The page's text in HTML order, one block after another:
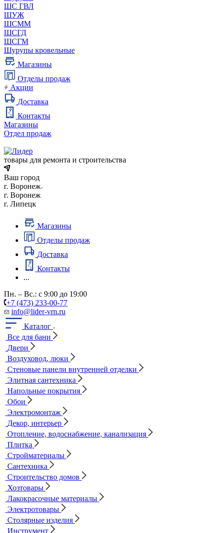
ШС ГВЛ
ШУЖ
ШСММ
ШСГД
ШСГМ
Шурупы кровельные
Магазины
Отделы продаж
Акции
Доставка
Контакты
Магазины
Отдел продаж
товары для ремонта и строительства
Ваш город
г. Воронеж
г. Воронеж
г. Липецк
Магазины
Отделы продаж
Доставка
Контакты
...
Пн. – Вс.: с 9:00 до 19:00
+7 (473) 233-00-77
info@lider-vrn.ru
Каталог
Все для бани
Двери
Воздуховод, люки
Стеновые панели внутренней отделки
Элитная сантехника
Напольные покрытия
Обои
Электромонтаж
Декор, интерьер
Отопление, водоснабжение, канализация
Плитка
Стройматериалы
Сантехника
Строительство домов
Хозтовары
Лакокрасочные материалы
Электротовары
Столярные изделия
Инструмент